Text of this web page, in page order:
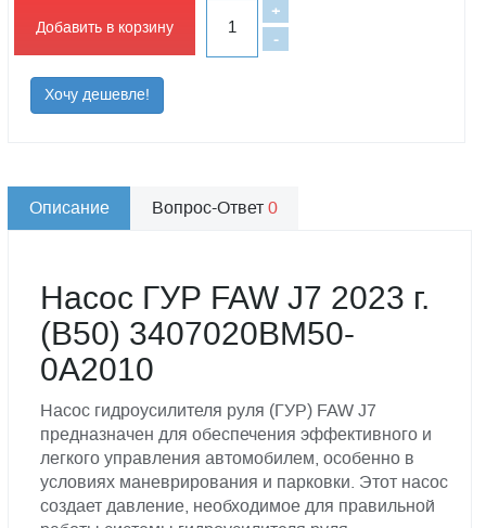
Добавить в корзину
-
+
Хочу дешевле!
Описание Вопрос-Ответ0
Насос ГУР FAW J7 2023 г.
(B50) 3407020BM50-
0A2010
Насос гидроусилителя руля (ГУР) FAW J7
предназначен для обеспечения эффективного и
легкого управления автомобилем, особенно в
условиях маневрирования и парковки. Этот насос
создает давление, необходимое для правильной